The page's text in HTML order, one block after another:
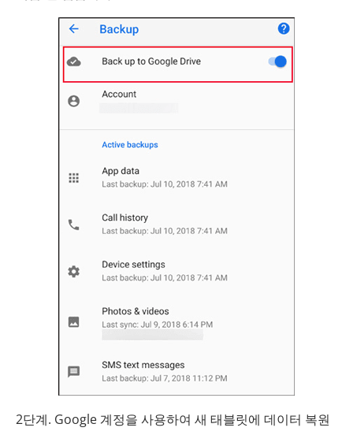
2단계. Google 계정을 사용하여 새 태블릿에 데이터 복원